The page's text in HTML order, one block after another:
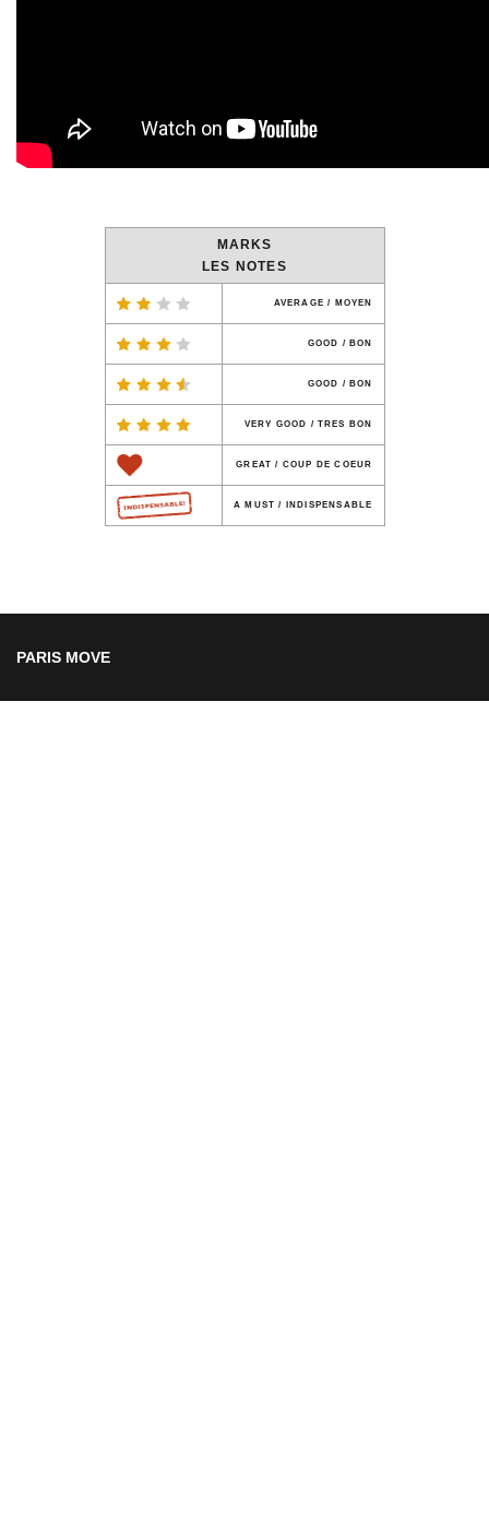
MARKS
LES NOTES
AVERAGE / MOYEN
GOOD / BON
GOOD / BON
VERY GOOD / TRES BON
GREAT / COUP DE COEUR
A MUST / INDISPENSABLE
PARIS MOVE